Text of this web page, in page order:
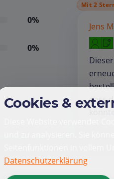
0%
0%
Mit 2
Jens
dass
Cookies &
Datenschutzerklärung